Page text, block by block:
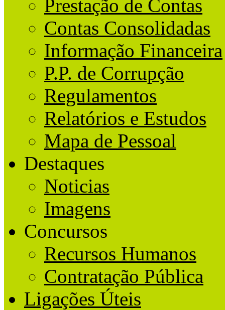
Prestação de Contas
Contas Consolidadas
Informação Financeira
P.P. de Corrupção
Regulamentos
Relatórios e Estudos
Mapa de Pessoal
Destaques
Noticias
Imagens
Concursos
Recursos Humanos
Contratação Pública
Ligações Úteis